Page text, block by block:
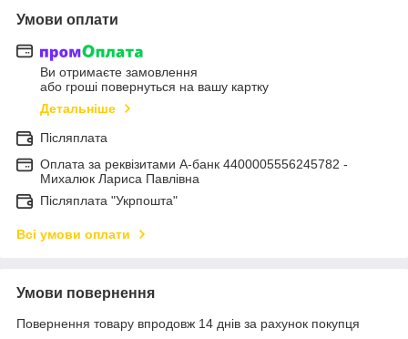
Умови оплати
Ви отримаєте замовлення
або гроші повернуться на вашу картку
Детальніше
Післяплата
Оплата за реквізитами А-банк 4400005556245782 -
Михалюк Лариса Павлівна
Післяплата "Укрпошта"
Всі умови оплати
Умови повернення
Повернення товару впродовж 14 днів за рахунок покупця